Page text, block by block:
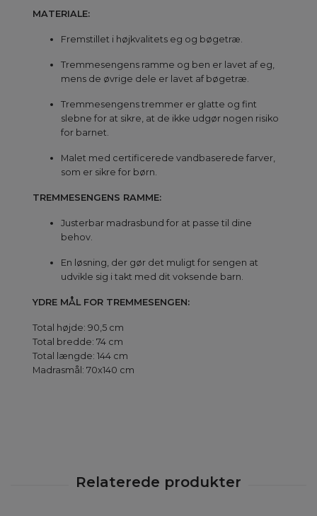
MATERIALE:
Fremstillet i højkvalitets eg og bøgetræ.
Tremmesengens ramme og ben er lavet af eg,
mens de øvrige dele er lavet af bøgetræ.
Tremmesengens tremmer er glatte og fint
slebne for at sikre, at de ikke udgør nogen risiko
for barnet.
Malet med certificerede vandbaserede farver,
som er sikre for børn.
TREMMESENGENS RAMME:
Justerbar madrasbund for at passe til dine
behov.
En løsning, der gør det muligt for sengen at
udvikle sig i takt med dit voksende barn.
YDRE MÅL FOR TREMMESENGEN:
Total højde: 90,5 cm
Total bredde: 74 cm
Total længde: 144 cm
Madrasmål: 70x140 cm